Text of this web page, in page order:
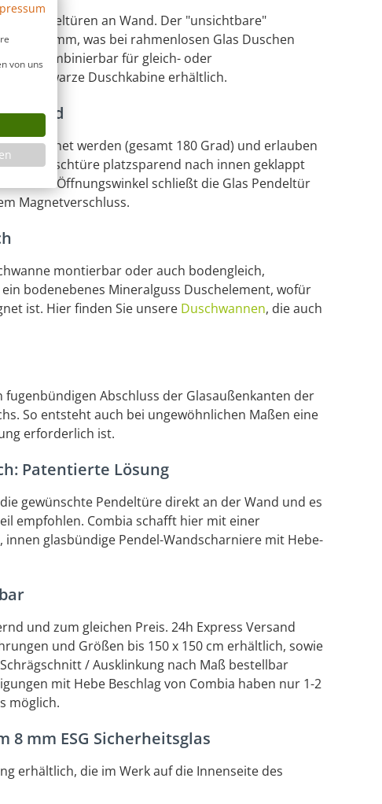
Pendeltüren an Wand. Der "unsichtbare"
zu 10 mm, was bei rahmenlosen Glas Duschen
frei kombinierbar für gleich- oder
als schwarze Duschkabine erhältlich.
öffnend
geöffnet werden (gesamt 180 Grad) und erlauben
jede Duschtüre platzsparend nach innen geklappt
Grad Öffnungswinkel schließt die Glas Pendeltür
Magnetverschluss.
montierbar oder auch bodengleich,
bodenebenes Mineralguss Duschelement, wofür
ist. Hier finden Sie unsere Duschwannen, die auch
Abschluss der Glasaußenkanten der
So entsteht auch bei ungewöhnlichen Maßen eine
erforderlich ist.
Patentierte Lösung
gewünschte Pendeltüre direkt an der Wand und es
empfohlen. Combia schafft hier mit einer
glasbündige Pendel-Wandscharniere mit Hebe-
und zum gleichen Preis. 24h Express Versand
und Größen bis 150 x 150 cm erhältlich, sowie
/ Ausklinkung nach Maß bestellbar
mit Hebe Beschlag von Combia haben nur 1-2
möglich.
mm ESG Sicherheitsglas
erhältlich, die im Werk auf die Innenseite des
von uns